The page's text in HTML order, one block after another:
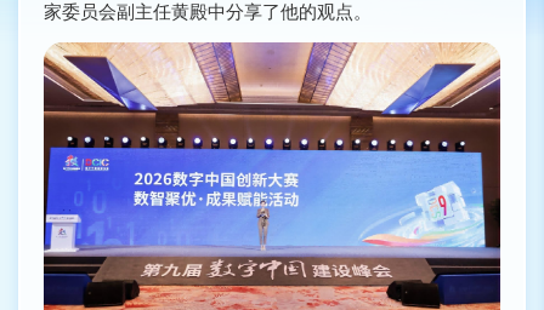
家委员会副主任黄殿中分享了他的观点。